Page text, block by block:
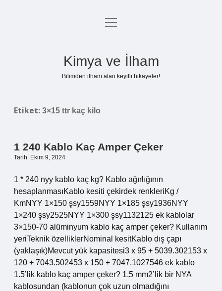
Anasayfa
menüyü
Kimya ve İlham
Bilimden ilham alan keyifli hikayeler!
Etiket: 3×15 ttr kaç kilo
1 240 Kablo Kaç Amper Çeker
Tarih: Ekim 9, 2024
1 * 240 nyy kablo kaç kg? Kablo ağırlığının
hesaplanmasıKablo kesiti çekirdek renkleriKg /
KmNYY 1×150 şsy1559NYY 1×185 şsy1936NYY
1×240 şsy2525NYY 1×300 şsy1132125 ek kablolar
3×150-70 alüminyum kablo kaç amper çeker? Kullanım
yeriTeknik özelliklerNominal kesitKablo dış çapı
(yaklaşık)Mevcut yük kapasitesi3 x 95 + 5039.302153 x
120 + 7043.502453 x 150 + 7047.1027546 ek kablo
1.5’lik kablo kaç amper çeker? 1,5 mm2’lik bir NYA
kablosundan (kablonun çok uzun olmadığını